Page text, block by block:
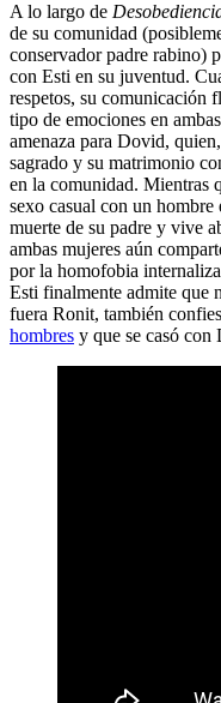
A lo largo de
de su comunidad
conservador padre rabino)
con Esti en su juventud.
respetos, su comunicación
tipo de emociones en
amenaza para Dovid,
sagrado y su matrimonio
en la comunidad. Mientras
sexo casual con un
muerte de su padre y vive
ambas mujeres aún
por la homofobia
Esti finalmente admite que
fuera Ronit, también
hombres y que se casó con